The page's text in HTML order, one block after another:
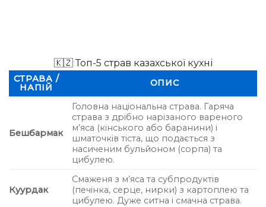
🇰🇿 Топ-5 страв казахської кухні
СТРАВА /
НАПІЙ
ОПИС
Бешбармак
Головна національна страва. Гаряча
страва з дрібно нарізаного вареного
м’яса (кінського або баранини) і
шматочків тіста, що подається з
насиченим бульйоном (сорпа) та
цибулею.
Куурдак
Смаженя з м’яса та субпродуктів
(печінка, серце, нирки) з картоплею та
цибулею. Дуже ситна і смачна страва.